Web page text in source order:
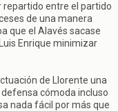
repartido entre el partido
de una manera
que el Alavés sacase
Enrique minimizar
de Llorente una
cómoda incluso
nada fácil por más que